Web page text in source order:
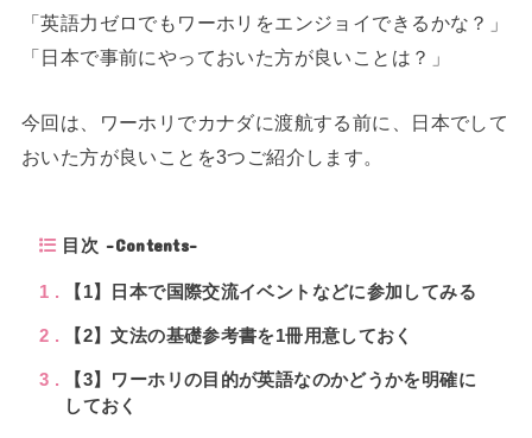
「英語力ゼロでもワーホリをエンジョイできるかな？」
「日本で事前にやっておいた方が良いことは？」
今回は、ワーホリでカナダに渡航する前に、日本でして
おいた方が良いことを3つご紹介します。
目次 -Contents-
1 【1】日本で国際交流イベントなどに参加してみる
2 【2】文法の基礎参考書を1冊用意しておく
3
【3】ワーホリの目的が英語なのかどうかを明確に
しておく